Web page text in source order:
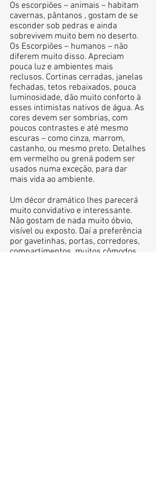
Os escorpiões – animais – habitam
cavernas, pântanos , gostam de se
esconder sob pedras e ainda
sobrevivem muito bem no deserto.
Os Escorpiões – humanos – não
diferem muito disso. Apreciam
pouca luz e ambientes mais
reclusos. Cortinas cerradas, janelas
fechadas, tetos rebaixados, pouca
luminosidade, dão muito conforto à
esses intimistas nativos de água. As
cores devem ser sombrias, com
poucos contrastes e até mesmo
escuras – como cinza, marrom,
castanho, ou mesmo preto. Detalhes
em vermelho ou grená podem ser
usados numa exceção, para dar
mais vida ao ambiente.
Um décor dramático lhes parecerá
muito convidativo e interessante.
Não gostam de nada muito óbvio,
visível ou exposto. Daí a preferência
por gavetinhas, portas, corredores,
compartimentos, muitos cômodos